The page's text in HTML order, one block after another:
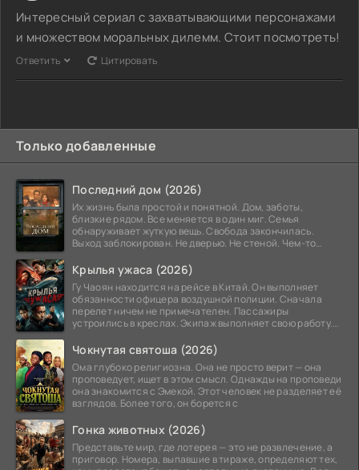
Интересный сериал с захватывающими персонажами
и множеством моральных дилемм. Стоит посмотреть!
Ответить Цитировать
Только добавленные
Последний дом (2026)
Их жизнь была простой и понятной. Дом, заботы,
близкие рядом. Все меняется в один миг. Семья
обнаруживает жуткую вещь. Свобода закончилась.
Выход заблокирован. Не дверью. Не стеной. Чем-то
Крылья ужаса (2026)
Гу Чаоян находится на рейсе в Китай. Он выполняет
обязанности офицера воздушной полиции. Сначала
перелет ничем не примечателен. Пассажиры
устроились в креслах. Экипаж выполняет свою работу.
Чокнутая святоша (2026)
Ома глубоко религиозна. Она не просто верит — она
проповедует, ищет в этом смысл. Однажды на проповеди
она знакомится с Эмекой. Этот человек не разделяет её
взглядов. Более того, он борется с
Гонка животных (2026)
Представьте мир, где лотерея — это не развлечение, а
приговор. Номера, выпавшие в тираже, определяют тех,